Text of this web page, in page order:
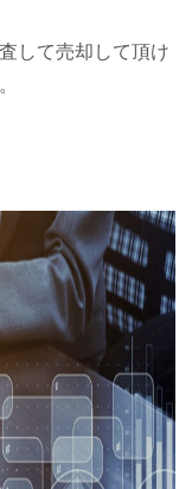
して売却して頂け